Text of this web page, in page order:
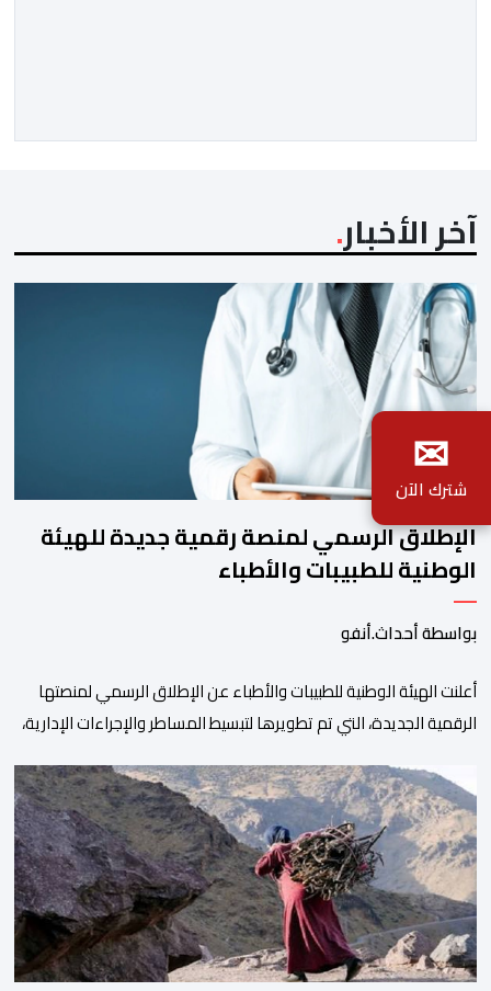
الملك، وبالمزيد من الازدهار والرفاه للشعب المغربي. […]
آخر الأخبار
الإطلاق الرسمي لمنصة رقمية جديدة للهيئة
الوطنية للطبيبات والأطباء
بواسطة أحداث.أنفو
أعلنت الهيئة الوطنية للطبيبات والأطباء عن الإطلاق الرسمي لمنصتها
الرقمية الجديدة، التي تم تطويرها لتبسيط المساطر والإجراءات الإدارية،
والمجالس الجهوية للهيئة إلى جانب الهيئة الوطنية. وذكر بلاغ للهيئة أن
هذه المنصة، التي تم إطلاقها في إطار استراتيجيتها الرامية إلى التحديث
والتحول الرقمي، تشكل خطوة مهمة في […]
✉
شترك الآن